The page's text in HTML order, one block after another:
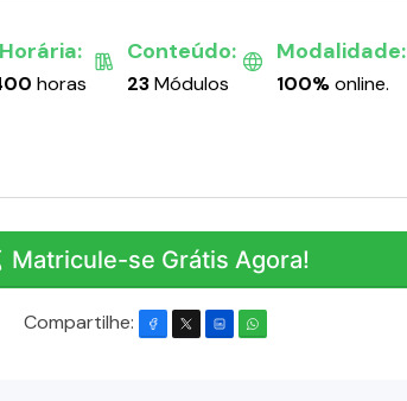
horas
Conteúdo:
23Módulos
Modalidade:
100%online.
Matricule-se Grátis Agora!
Compartilhe: